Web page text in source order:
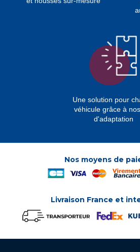
Une solution pour
véhicule grâce à
d'adaptation
Nos moyens de
Livraison France et